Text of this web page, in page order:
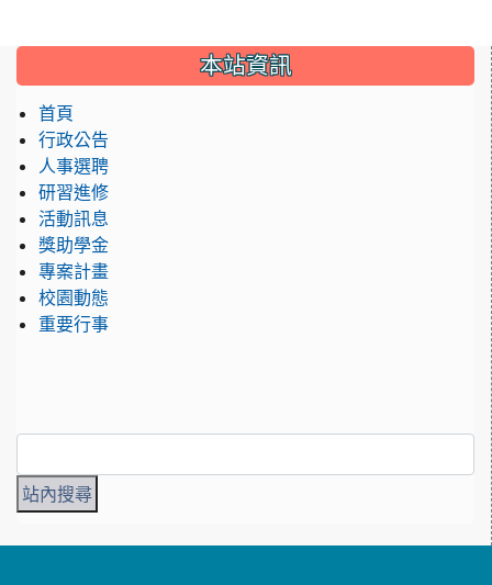
::: 本站資訊
首頁
行政公告
人事選聘
研習進修
活動訊息
獎助學金
專案計畫
校園動態
重要行事